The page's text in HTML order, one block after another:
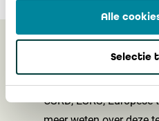
Alle
Selectie
Bekijk onze
CSRD, ESRS,